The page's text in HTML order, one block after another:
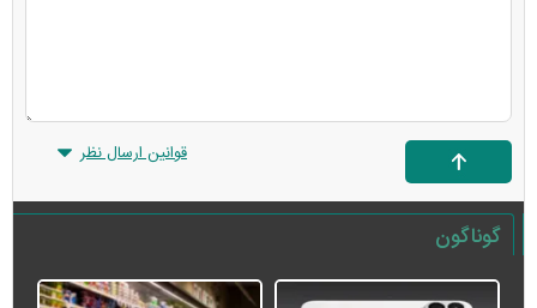
قوانین ارسال نظر
گوناگون